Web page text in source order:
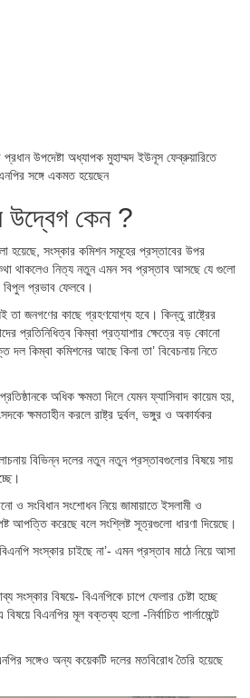
প্রধান উপদেষ্টা অধ্যাপক মুহাম্মদ ইউনূস ফেব্রুয়ারিতে
সঙ্গে একমত হয়েছেন
উদ্বেগ কেন ?
হয়েছে, সংস্কার কমিশন সমূহের প্রস্তাবের উপর
থাকলেও নিত্য নতুন এমন সব প্রস্তাব আসছে যে গুলো
বিপুল প্রভাব ফেলবে।
জনগণের কাছে গ্রহণযোগ্য হবে। কিন্তু রাষ্ট্রের
প্রতিনিধিত্ব কিম্বা প্রত্যাশার ক্ষেত্রে বড় কোনো
দল কিম্বা কমিশনের আছে কিনা তা’ বিবেচনায় নিতে
অধিক ক্ষমতা দিলে যেমন ফ্যাসিবাদ কায়েম হয়,
ক্ষমতাহীন করলে রাষ্ট্র দুর্বল, ভঙ্গুর ও অকার্যকর
বিভিন্ন দলের নতুন নতুন প্রস্তাবগুলোর বিষয়ে সায়
ও সংবিধান সংশোধন নিয়ে জামায়াতে ইসলামী ও
আপত্তি করেছে বলে সংশ্লিষ্ট সূত্রগুলো ধারণা দিয়েছে।
সংস্কার চাইছে না’- এমন প্রস্তাব মাঠে নিয়ে আসা
সংস্কার বিষয়ে- বিএনপিকে চাপে ফেলার চেষ্টা হচ্ছে
বিএনপির মূল বক্তব্য হলো -নির্বাচিত পার্লামেন্টে
সঙ্গেও অন্য কয়েকটি দলের মতবিরোধ তৈরি হয়েছে